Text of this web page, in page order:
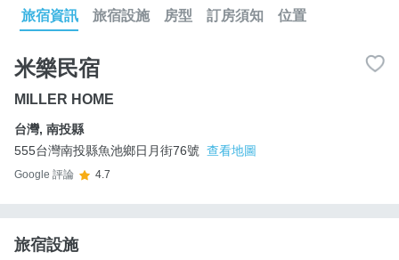
旅宿資訊 旅宿設施 房型 訂房須知 位置
米樂民宿
MILLER HOME
台灣, 南投縣
555台灣南投縣魚池鄉日月街76號 查看地圖
Google 評論 4.7
旅宿設施